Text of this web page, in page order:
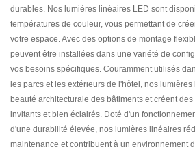
durables. Nos lumières linéaires LED sont
températures de couleur, vous permettant de
votre espace. Avec des options de montage
peuvent être installées dans une variété de
vos besoins spécifiques. Couramment utilisés
les parcs et les extérieurs de l'hôtel, nos
beauté architecturale des bâtiments et créent
invitants et bien éclairés. Doté d'un
d'une durabilité élevée, nos lumières linéaires
maintenance et contribuent à un environnement